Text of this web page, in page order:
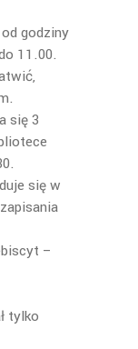
godziny
11.00.
się 3
się w
–
tylko